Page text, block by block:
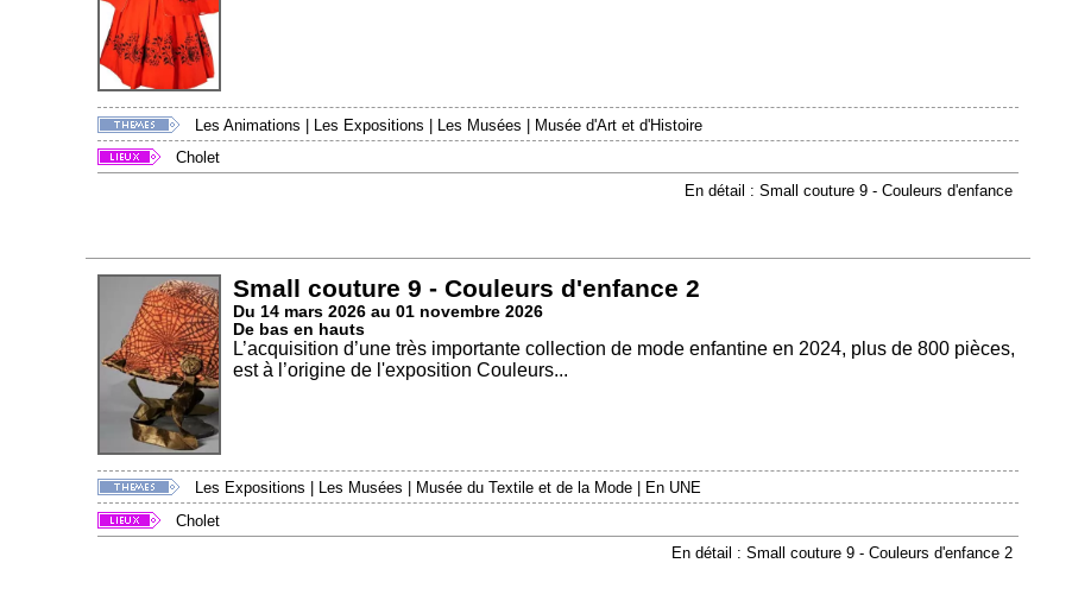
Les Animations | Les Expositions | Les Musées | Musée d'Art et d'Histoire
Cholet
En détail : Small couture 9 - Couleurs d'enfance
Small couture 9 - Couleurs d'enfance 2
Du 14 mars 2026 au 01 novembre 2026
De bas en hauts
L’acquisition d’une très importante collection de mode enfantine en 2024, plus de 800 pièces,
est à l’origine de l'exposition Couleurs...
Les Expositions Les Musées Musée du Textile et de la Mode
En UNE
Cholet
En détail : Small couture 9 - Couleurs d'enfance 2